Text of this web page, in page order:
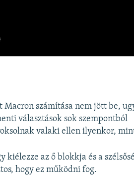
Macron számítása nem jött be,
választások sok szempontból
valaki ellen ilyenkor,
az ő blokkja és a
hogy ez működni fog.